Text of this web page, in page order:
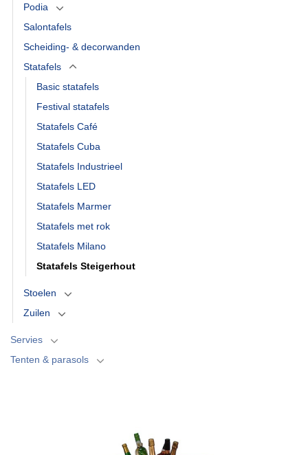
Podia
Salontafels
Scheiding- & decorwanden
Statafels
Basic statafels
Festival statafels
Statafels Café
Statafels Cuba
Statafels Industrieel
Statafels LED
Statafels Marmer
Statafels met rok
Statafels Milano
Statafels Steigerhout
Stoelen
Zuilen
Servies
Tenten & parasols